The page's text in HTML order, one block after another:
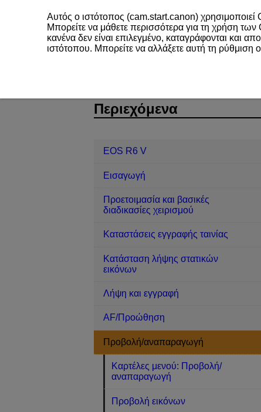
EOS R6 V Προβολή/αναπαραγωγή
Περιεχόμενα
EOS R6 V
Εισαγωγή
Προετοιμασία και βασικές
διαδικασίες χειρισμού
Καταστάσεις εγγραφής ταινίας
Κατάσταση λήψης στατικών
εικόνων
Λήψη και εγγραφή
AF/Προώθηση
Προβολή/αναπαραγωγή
Καρτέλες μενού: Προβολή/
αναπαραγωγή
Προβολή εικόνων
Αυτός ο ιστότοπος (cam.start.canon) χρησιμοποιεί
Μπορείτε να μάθετε περισσότερα για τη χρήση
κανένα δεν είναι επιλεγμένο, καταγράφονται και
ιστότοπου. Μπορείτε να αλλάξετε αυτή τη ρύθμιση